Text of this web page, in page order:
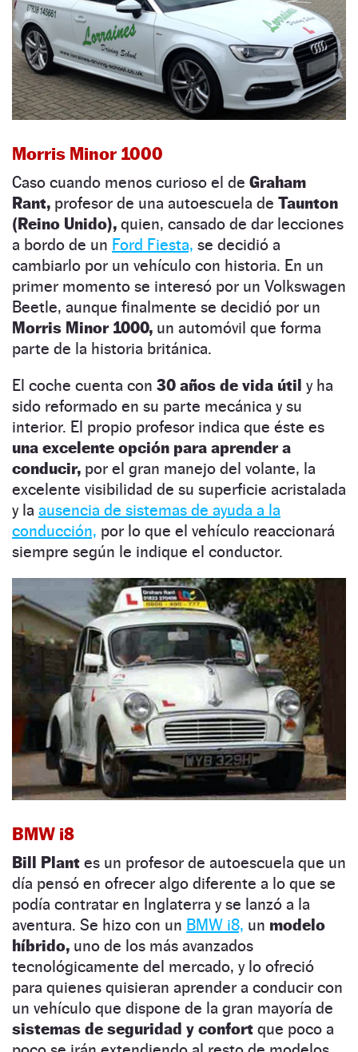
Morris Minor 1000
Caso cuando menos curioso el de Graham
Rant, profesor de una autoescuela de Taunton
(Reino Unido), quien, cansado de dar lecciones
a bordo de un Ford Fiesta, se decidió a
cambiarlo por un vehículo con historia. En un
primer momento se interesó por un Volkswagen
Beetle, aunque finalmente se decidió por un
Morris Minor 1000, un automóvil que forma
parte de la historia británica.
El coche cuenta con 30 años de vida útil y ha
sido reformado en su parte mecánica y su
interior. El propio profesor indica que éste es
una excelente opción para aprender a
conducir, por el gran manejo del volante, la
excelente visibilidad de su superficie acristalada
y la ausencia de sistemas de ayuda a la
conducción, por lo que el vehículo reaccionará
siempre según le indique el conductor.
BMW i8
Bill Plant es un profesor de autoescuela que un
día pensó en ofrecer algo diferente a lo que se
podía contratar en Inglaterra y se lanzó a la
aventura. Se hizo con un BMW i8, un modelo
híbrido, uno de los más avanzados
tecnológicamente del mercado, y lo ofreció
para quienes quisieran aprender a conducir con
un vehículo que dispone de la gran mayoría de
sistemas de seguridad y confort que poco a